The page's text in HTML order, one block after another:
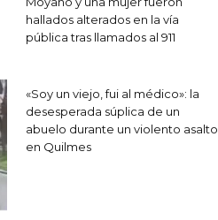
hallados alterados en la vía
pública tras llamados al 911
«Soy un viejo, fui al médico»: la
desesperada súplica de un
abuelo durante un violento asalto
en Quilmes